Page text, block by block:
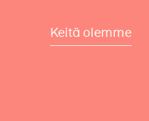
Keitä olemme